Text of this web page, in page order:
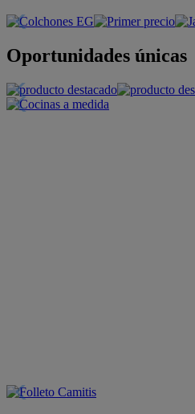
Descuentos y más
+INFO
+INFO
Nueva app